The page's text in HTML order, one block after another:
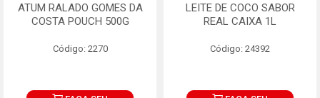
ATUM RALADO GOMES DA
COSTA POUCH 500G
Código: 2270
LEITE DE COCO SABOR
REAL CAIXA 1L
Código: 24392